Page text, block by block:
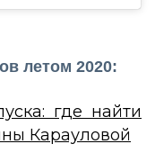
летом 2020:
где найти
Карауловой